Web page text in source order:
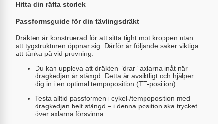
Hitta din rätta storlek
Passformsguide för din tävlingsdräkt
Dräkten är konstruerad för att sitta tight mot kroppen utan
att tygstrukturen öppnar sig. Därför är följande saker viktiga
att tänka på vid provning:
Du kan uppleva att dräkten ”drar” axlarna inåt när
dragkedjan är stängd. Detta är avsiktligt och hjälper
dig in i en optimal tempoposition (TT-position).
Testa alltid passformen i cykel-/tempoposition med
dragkedjan helt stängd – i denna position ska trycket
över axlarna försvinna.